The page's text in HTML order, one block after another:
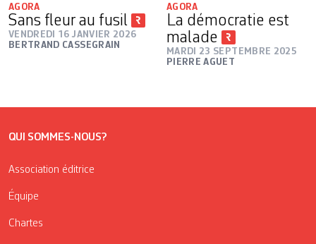
AGORA
Sans fleur au fusil
VENDREDI 16 JANVIER 2026
BERTRAND CASSEGRAIN
AGORA
La démocratie est
malade
MARDI 23 SEPTEMBRE 2025
PIERRE AGUET
QUI SOMMES-NOUS?
Association éditrice
Équipe
Chartes